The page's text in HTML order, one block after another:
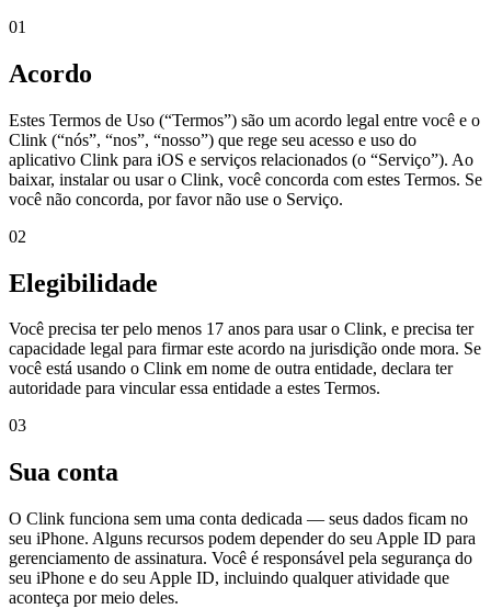
01
Acordo
Estes Termos de Uso (“Termos”) são um acordo legal entre você e o
Clink (“nós”, “nos”, “nosso”) que rege seu acesso e uso do
aplicativo Clink para iOS e serviços relacionados (o “Serviço”). Ao
baixar, instalar ou usar o Clink, você concorda com estes Termos. Se
você não concorda, por favor não use o Serviço.
02
Elegibilidade
Você precisa ter pelo menos 17 anos para usar o Clink, e precisa ter
capacidade legal para firmar este acordo na jurisdição onde mora. Se
você está usando o Clink em nome de outra entidade, declara ter
autoridade para vincular essa entidade a estes Termos.
03
Sua conta
O Clink funciona sem uma conta dedicada — seus dados ficam no
seu iPhone. Alguns recursos podem depender do seu Apple ID para
gerenciamento de assinatura. Você é responsável pela segurança do
seu iPhone e do seu Apple ID, incluindo qualquer atividade que
aconteça por meio deles.